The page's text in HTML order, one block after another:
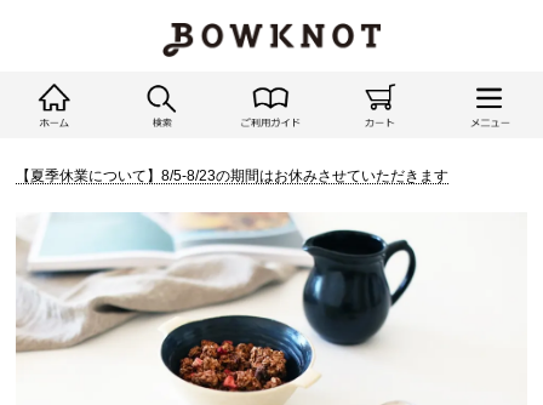
【夏季休業について】8/5-8/23の期間はお休みさせていただきます